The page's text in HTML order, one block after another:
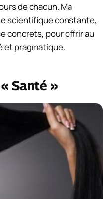
de chacun. Ma
scientifique constante,
concrets, pour offrir au
et pragmatique.
Santé »